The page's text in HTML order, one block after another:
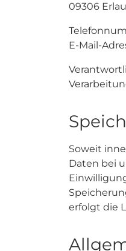
09306
E-Mail-
Soweit
Daten bei
erfolgt die